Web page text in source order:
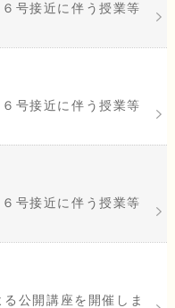
号接近に伴う授業等
号接近に伴う授業等
号接近に伴う授業等
公開講座を開催しま